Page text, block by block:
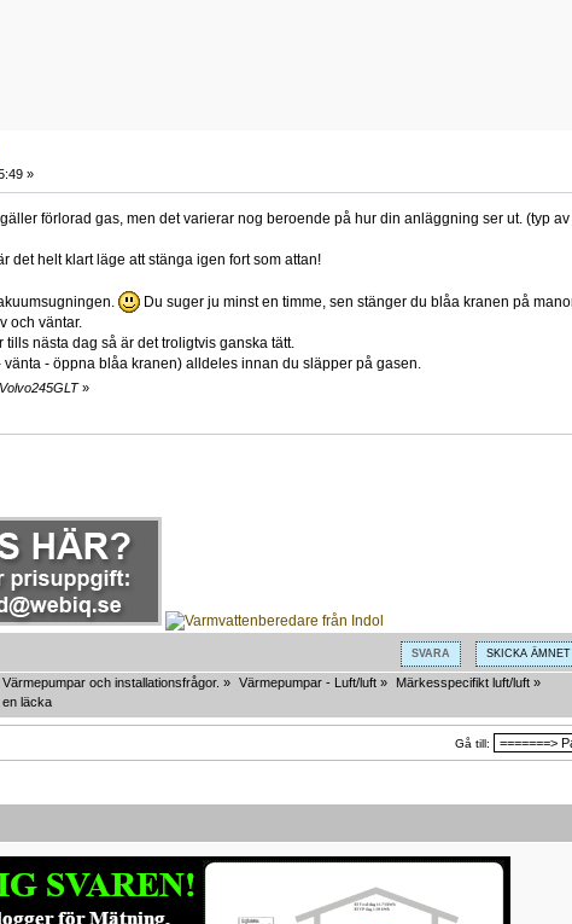
»
förlorad gas, men det varierar nog beroende på hur din anläggning ser ut. (typ av
det helt klart läge att stänga igen fort som attan!
Du suger ju minst en timme, sen stänger du blåa kranen på
och väntar.
nästa dag så är det troligtvis ganska tätt.
- öppna blåa kranen) alldeles innan du släpper på gasen.
»
SVARA SKICKA ÄMNET
Värmepumpar och installationsfrågor. » Värmepumpar - Luft/luft» Märkesspecifikt luft/luft »
läcka
Gå till: